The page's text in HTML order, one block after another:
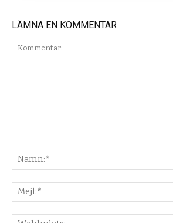
LÄMNA EN KOMMENTAR